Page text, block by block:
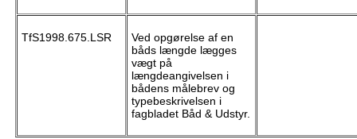
TfS1998.675.LSR
Ved opgørelse af en
båds længde lægges
vægt på
længdeangivelsen i
bådens målebrev og
typebeskrivelsen i
fagbladet Båd & Udstyr.